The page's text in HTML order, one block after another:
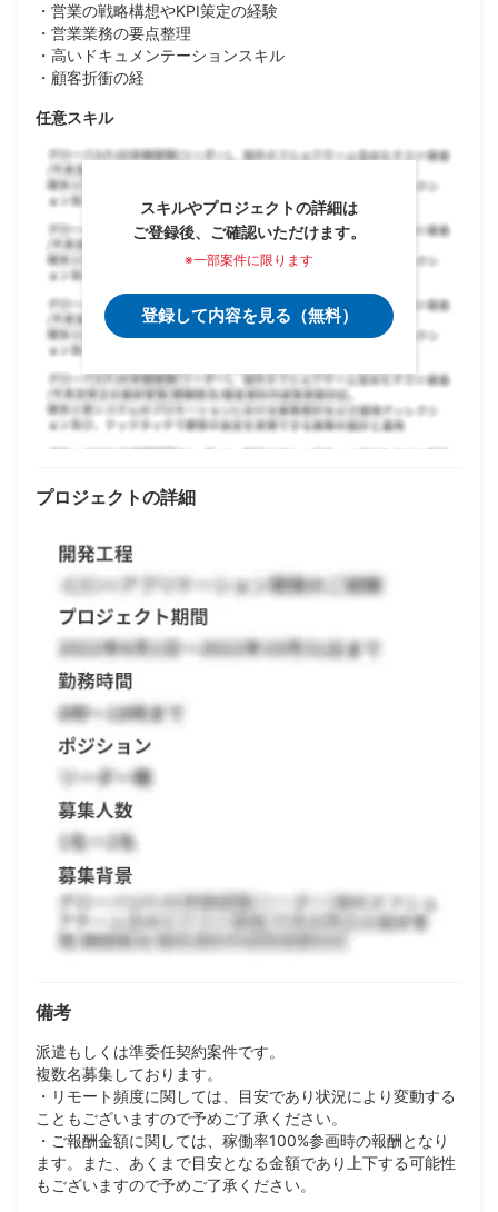
・営業の戦略構想やKPI策定の経験
・営業業務の要点整理
・高いドキュメンテーションスキル
・顧客折衝の経
任意スキル
スキルやプロジェクトの詳細は
ご登録後、ご確認いただけます。
※一部案件に限ります
登録して内容を見る（無料）
プロジェクトの詳細
備考
派遣もしくは準委任契約案件です。
複数名募集しております。
・リモート頻度に関しては、目安であり状況により変動する
こともございますので予めご了承ください。
・ご報酬金額に関しては、稼働率100%参画時の報酬となり
ます。また、あくまで目安となる金額であり上下する可能性
もございますので予めご了承ください。